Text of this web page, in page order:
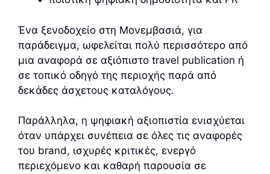
Ένα ξενοδοχείο στη Μονεμβασιά, για
παράδειγμα, ωφελείται πολύ περισσότερο από
μια αναφορά σε αξιόπιστο travel publication ή
σε τοπικό οδηγό της περιοχής παρά από
δεκάδες άσχετους καταλόγους.
Παράλληλα, η ψηφιακή αξιοπιστία ενισχύεται
όταν υπάρχει συνέπεια σε όλες τις αναφορές
του brand, ισχυρές κριτικές, ενεργό
περιεχόμενο και καθαρή παρουσία σε